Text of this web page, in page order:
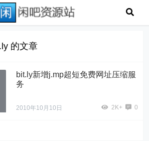
的文章
bit.ly新增j.mp超短免费网址压缩服
务
2010年10月10日 2K+ 0